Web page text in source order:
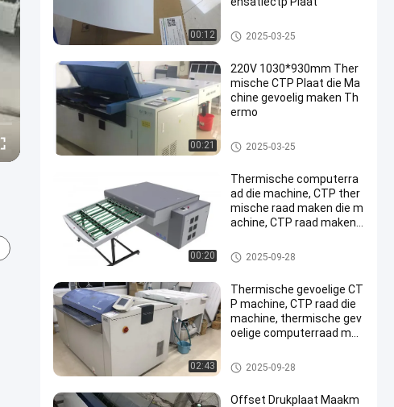
00:12 Dubbele laagctp Plaat
2025-03-25
00:21
220V 1030*930mm Ther
mische CTP Plaat die Ma
chine gevoelig maken Th
ermo
thermische CTP-machine
2025-03-25
00:20
Thermische computerra
ad die machine, CTP ther
mische raad maken die m
achine, CTP raad maken
thermische CTP-machine
2025-09-28
02:43
Thermische gevoelige CT
P machine, CTP raad die
machine, thermische gev
oelige computerraad mak
thermische CTP-machine
2025-09-28
Offset Drukplaat Maakm